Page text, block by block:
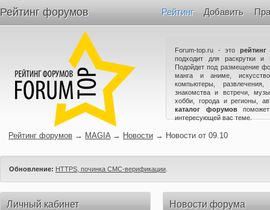
Рейтинг форумов Рейтинг Добавить
Forum-top.ru - это
подходит для раскрутки и
Подойдет под размещение
манга и аниме,
компьютеры,
знакомства и встречи,
хобби, города и регионы,
каталог форумов
интересующей вас теме.
Рейтинг форумов → MAGIA → Новости → Новости от 09.10
Обновление: HTTPS, починка СМС-верификации
Личный кабинет Новости форума